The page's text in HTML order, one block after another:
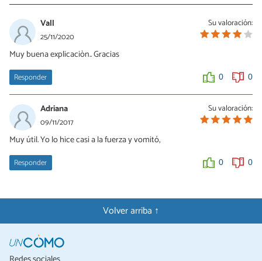
Su valoración:
Vall
25/11/2020
Muy buena explicaciòn.. Gracias
Responder 0 0
Su valoración:
Adriana
09/11/2017
Muy útil. Yo lo hice casi a la fuerza y vomitó,
Responder 0 0
Volver arriba ↑